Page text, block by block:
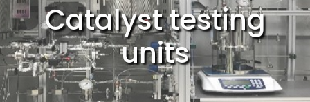
Catalyst testing
units